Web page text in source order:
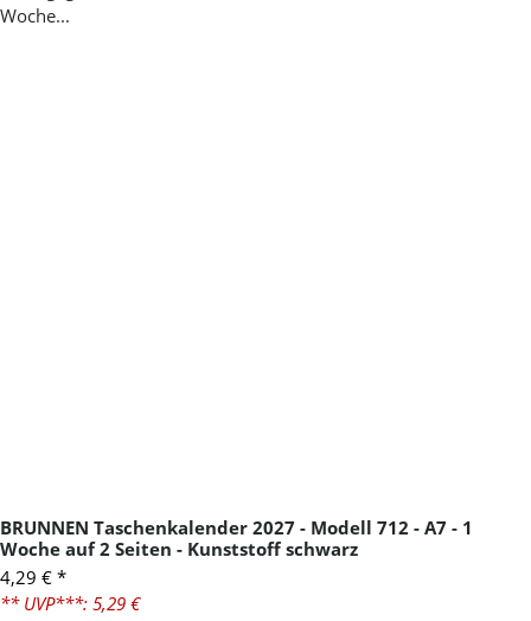
BRUNNEN Taschenkalender 2027 - Modell 712 - A7 - 1
Woche auf 2 Seiten - Kunststoff schwarz
4,29 € *
** UVP***: 5,29 €